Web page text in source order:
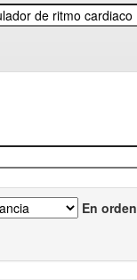
En orden